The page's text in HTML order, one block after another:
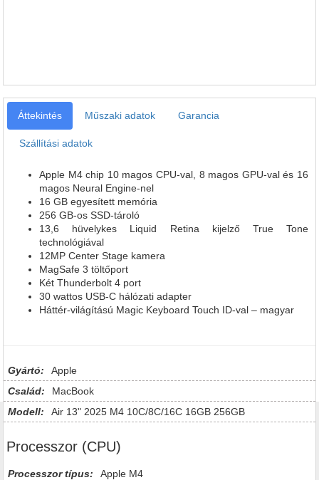
Áttekintés Műszaki adatok Garancia
Szállítási adatok
Apple M4 chip 10 magos CPU‑val, 8 magos GPU‑val és 16
magos Neural Engine‑nel
16 GB egyesített memória
256 GB-os SSD-tároló
13,6 hüvelykes Liquid Retina kijelző True Tone
technológiával
12MP Center Stage kamera
MagSafe 3 töltőport
Két Thunderbolt 4 port
30 wattos USB‑C hálózati adapter
Háttér-világítású Magic Keyboard Touch ID-val – magyar
Gyártó:
Apple
Család:
MacBook
Modell:
Air 13" 2025 M4 10C/8C/16C 16GB 256GB
Processzor (CPU)
Processzor típus:
Apple M4